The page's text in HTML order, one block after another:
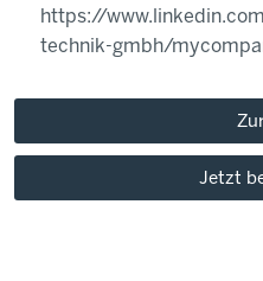
https://
technik-gmbh/
Jetzt